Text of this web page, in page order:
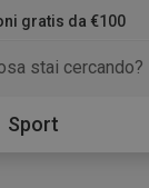
gratis da €100
Sport